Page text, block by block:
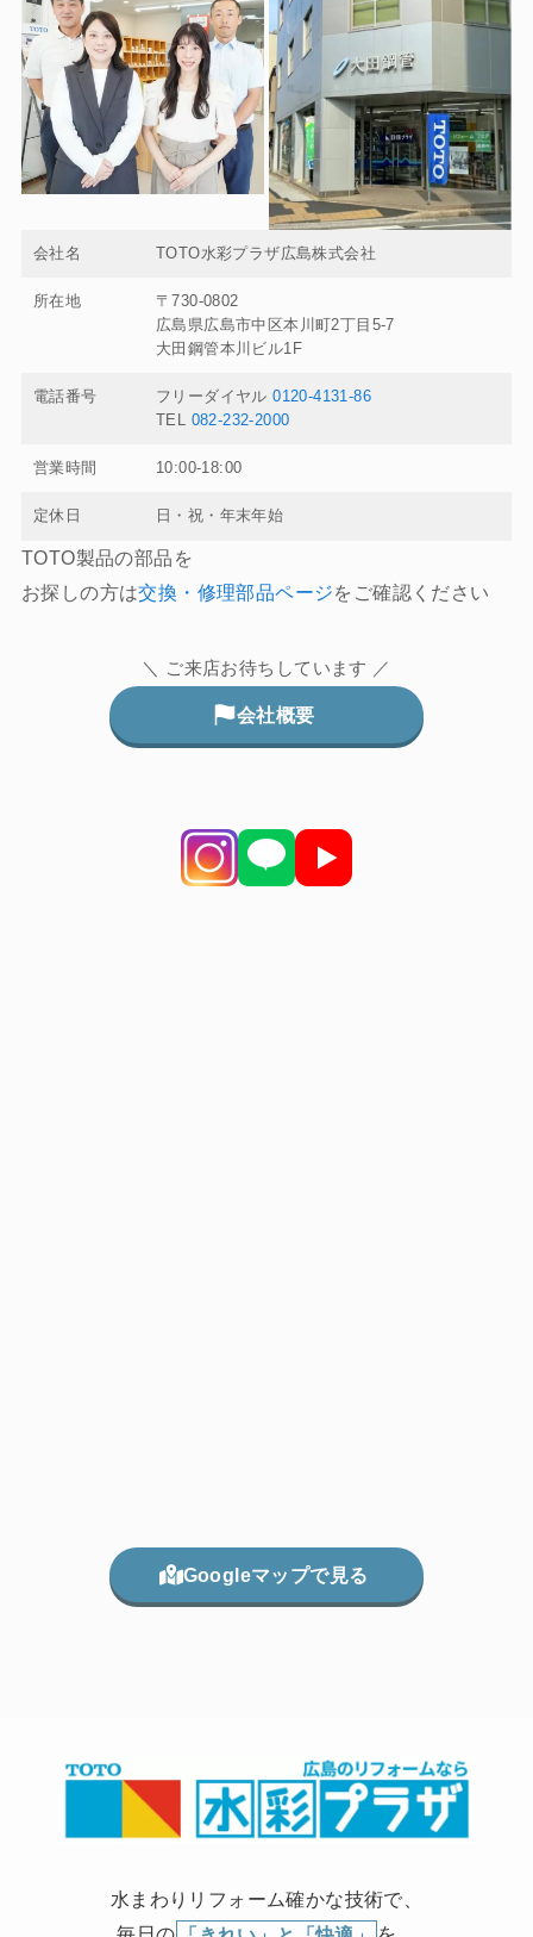
会社名 TOTO水彩プラザ広島株式会社
所在地
〒730-0802
広島県広島市中区本川町2丁目5-7
大田鋼管本川ビル1F
電話番号 フリーダイヤル0120-4131-86
TEL 082-232-2000
営業時間 10:00-18:00
定休日 日・祝・年末年始
TOTO製品の部品を
お探しの方は交換・修理部品ページをご確認ください
＼ ご来店お待ちしています ／
会社概要
Googleマップで見る
水まわりリフォーム確かな技術で、